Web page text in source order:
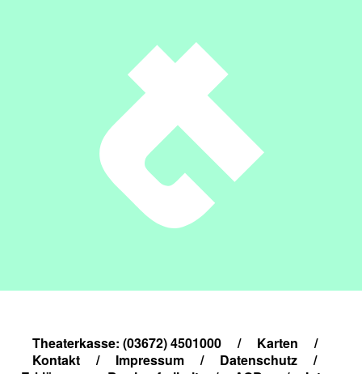
Theaterkasse: (03672) 4501000 / Karten
/
Kontakt
/ Impressum / Datenschutz
/